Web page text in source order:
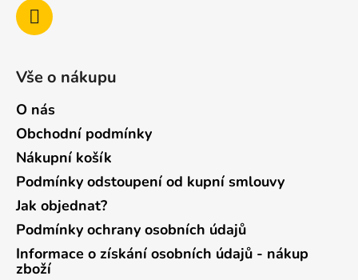
Vše o nákupu
O nás
Obchodní podmínky
Nákupní košík
Podmínky odstoupení od kupní smlouvy
Jak objednat?
Podmínky ochrany osobních údajů
Informace o získání osobních údajů - nákup
zboží